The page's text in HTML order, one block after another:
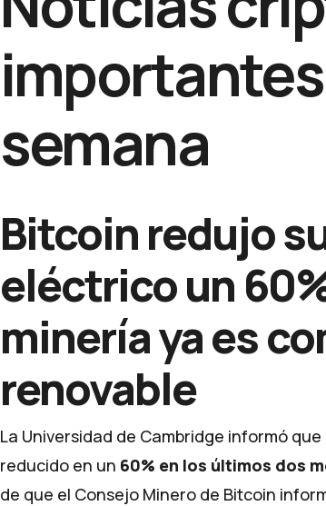
semana
Bitcoin redujo
eléctrico un
minería ya es
renovable
La Universidad de Cambridge informó
reducido en un 60% en los últimos dos
de que el Consejo Minero de Bitcoin